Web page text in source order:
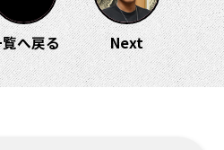
へ戻る Next